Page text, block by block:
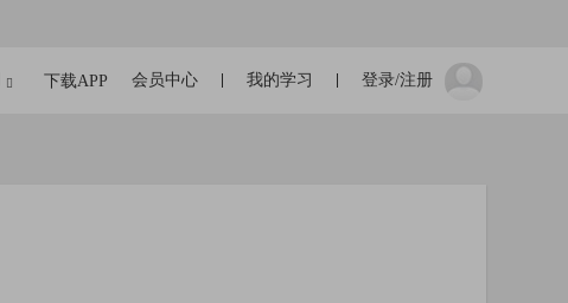
下载APP 登录/注册
我的学习
会员中心